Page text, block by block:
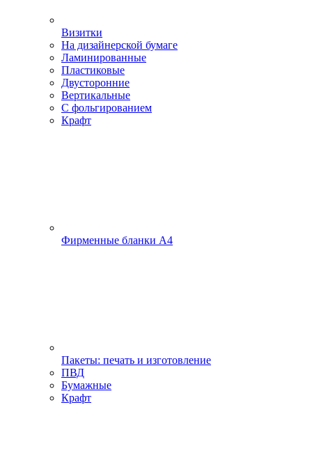
Визитки
На дизайнерской бумаге
Ламинированные
Пластиковые
Двусторонние
Вертикальные
С фольгированием
Крафт
Фирменные бланки А4
Пакеты: печать и изготовление
ПВД
Бумажные
Крафт